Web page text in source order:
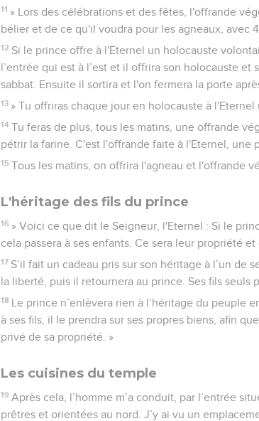
11 » Lors des célébrations et des fêtes, l'offrande
bélier et de ce qu'il voudra pour les agneaux, avec
12 Si le prince offre à l'Eternel un holocauste
l’entrée qui est à l’est et il offrira son holocauste
sabbat. Ensuite il sortira et l'on fermera la porte
13 » Tu offriras chaque jour en holocauste à
14 Tu feras de plus, tous les matins, une offrande
pétrir la farine. C'est l'offrande faite à l'Eternel, une
15 Tous les matins, on offrira l'agneau et l'offrande
L'héritage des fils du prince
16 » Voici ce que dit le Seigneur, l'Eternel : Si le
cela passera à ses enfants. Ce sera leur propriété
17 S’il fait un cadeau pris sur son héritage à l’un de
la liberté, puis il retournera au prince. Ses fils seuls
18 Le prince n’enlèvera rien à l’héritage du peuple
à ses fils, il le prendra sur ses propres biens, afin
privé de sa propriété. »
Les cuisines du temple
19 Après cela, l’homme m’a conduit, par l’entrée
prêtres et orientées au nord. J’y ai vu un